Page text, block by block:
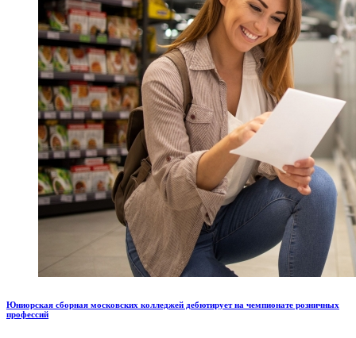
Юниорская сборная московских колледжей дебютирует на чемпионате розничных
профессий